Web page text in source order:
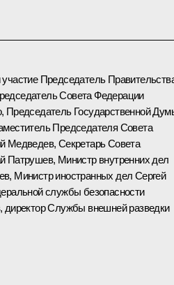
Председатель
Совета Федерации
, Председатель Государственной
Председателя Совета
Медведев, Секретарь Совета
Патрушев, Министр внутренних дел
, Министр иностранных дел Сергей
службы безопасности
, директор Службы внешней разведки